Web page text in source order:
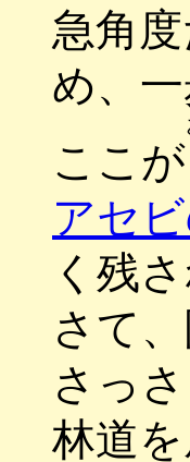
急角
め、
ここが
アセ
く残
さて
さっ
林道